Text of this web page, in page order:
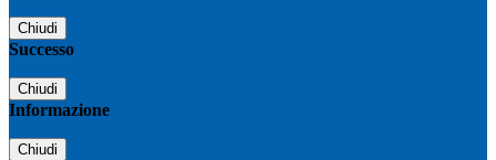
Chiudi
Successo
Chiudi
Informazione
Chiudi